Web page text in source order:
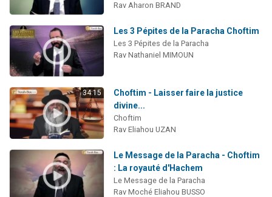
Rav Aharon BRAND
Les 3 Pépites de la Paracha Choftim
Les 3 Pépites de la Paracha
Rav Nathaniel MIMOUN
34:15
Choftim - Laisser faire la justice
divine...
Choftim
Rav Eliahou UZAN
Le Message de la Paracha - Choftim
: La royauté d'Hachem
Le Message de la Paracha
Rav Moché Eliahou BUSSO